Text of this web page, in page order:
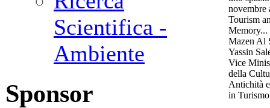
Scientifica -
Ambiente
Sponsor
novembre
Tourism
Memory...
Mazen Al
Yassin
Vice
della
Antichità
in